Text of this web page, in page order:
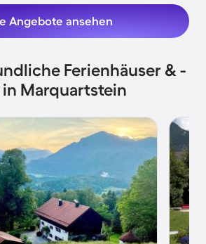
Angebote ansehen
Ferienhäuser & -
Marquartstein